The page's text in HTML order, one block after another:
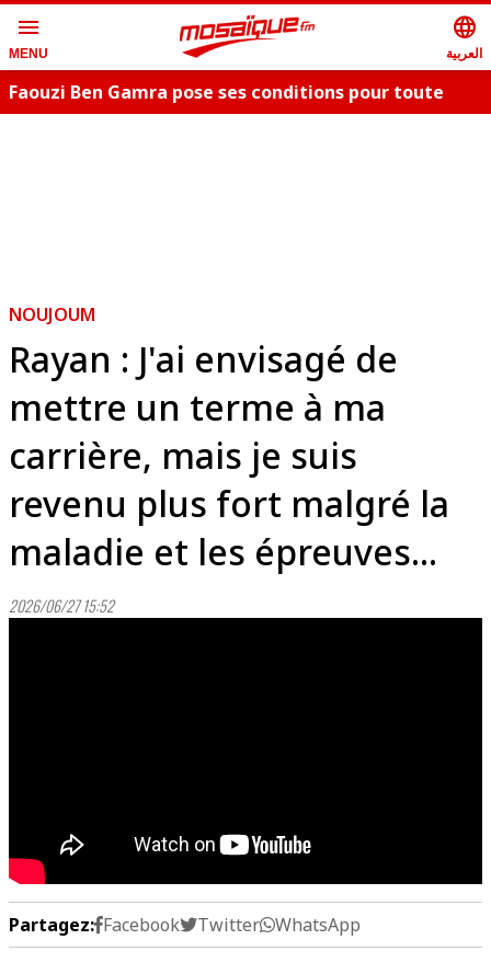
menu
MENU
language
العربية
Faouzi Ben Gamra pose ses conditions pour toute
NOUJOUM
Rayan : J'ai envisagé de
mettre un terme à ma
carrière, mais je suis
revenu plus fort malgré la
maladie et les épreuves...
2026/06/27 15:52
Partagez: Facebook Twitter WhatsApp